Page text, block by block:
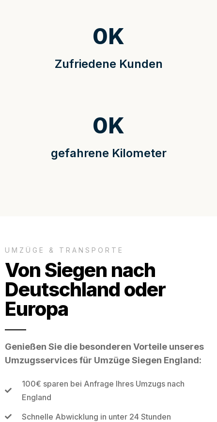
Zufriedene Kunden
0K
gefahrene Kilometer
0K
UMZÜGE & TRANSPORTE
Von Siegen nach
Deutschland oder
Europa
Genießen Sie die besonderen Vorteile unseres
Umzugsservices für Umzüge Siegen England:
100€ sparen bei Anfrage Ihres Umzugs nach
England
Schnelle Abwicklung in unter 24 Stunden